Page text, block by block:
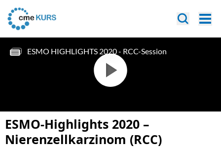
ESMO-Highlights 2020 –
Nierenzellkarzinom (RCC)